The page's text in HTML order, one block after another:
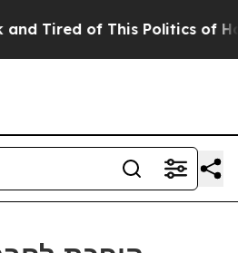
Tired of This Politics of